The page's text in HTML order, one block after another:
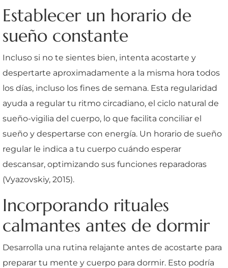
Establecer un horario de
sueño constante
Incluso si no te sientes bien, intenta acostarte y
despertarte aproximadamente a la misma hora todos
los días, incluso los fines de semana. Esta regularidad
ayuda a regular tu ritmo circadiano, el ciclo natural de
sueño-vigilia del cuerpo, lo que facilita conciliar el
sueño y despertarse con energía. Un horario de sueño
regular le indica a tu cuerpo cuándo esperar
descansar, optimizando sus funciones reparadoras
(Vyazovskiy, 2015).
Incorporando rituales
calmantes antes de dormir
Desarrolla una rutina relajante antes de acostarte para
preparar tu mente y cuerpo para dormir. Esto podría